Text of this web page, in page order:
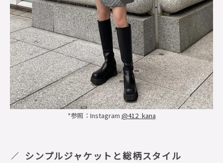
*参照：Instagram @412_kana
シンプルジャケットと総柄スタイル